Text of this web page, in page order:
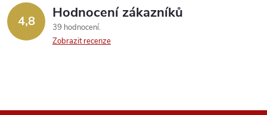
ý
p
u
4,8 Hodnocení zákazníků
39 hodnocení
Zobrazit recenze